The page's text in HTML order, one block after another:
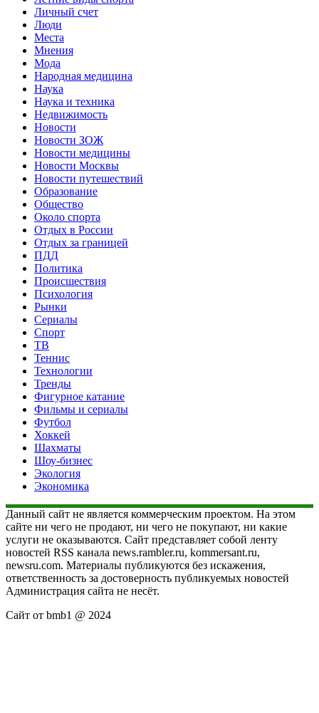
Личный счет
Люди
Места
Мнения
Мода
Народная медицина
Наука
Наука и техника
Недвижимость
Новости
Новости ЗОЖ
Новости медицины
Новости Москвы
Новости путешествий
Образование
Общество
Около спорта
Отдых в России
Отдых за границей
ПДД
Политика
Происшествия
Психология
Рынки
Сериалы
Спорт
ТВ
Теннис
Технологии
Тренды
Фигурное катание
Фильмы и сериалы
Футбол
Хоккей
Шахматы
Шоу-бизнес
Экология
Экономика
Данный сайт не является коммерческим проектом. На этом
сайте ни чего не продают, ни чего не покупают, ни какие
услуги не оказываются. Сайт представляет собой ленту
новостей RSS канала news.rambler.ru, kommersant.ru,
newsru.com. Материалы публикуются без искажения,
ответственность за достоверность публикуемых новостей
Администрация сайта не несёт.
Сайт от bmb1 @ 2024